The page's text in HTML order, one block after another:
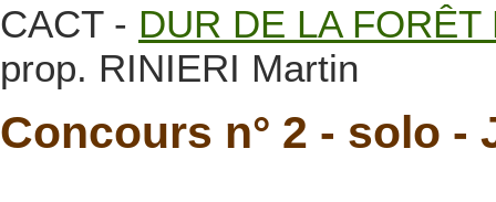
CACT - DUR DE LA
prop. RINIERI Martin
Concours n° 2 - solo -